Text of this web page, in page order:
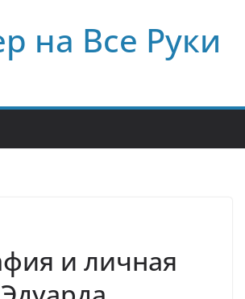
на Все Руки
и личная